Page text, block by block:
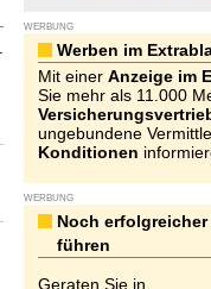
WERBUNG
Werben im
Mit einer Anzeige im
Sie mehr als 11.000
ungebundene
Konditionen
WERBUNG
Noch
führen
Geraten Sie in